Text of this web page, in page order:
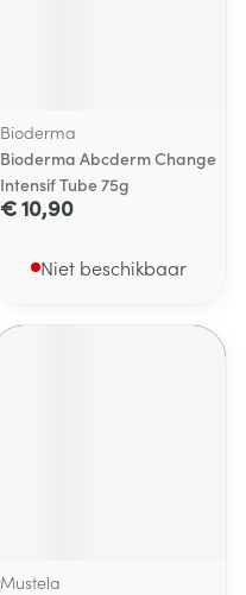
Bioderma
Bioderma Abcderm Change
Intensif Tube 75g
€ 10,90
Niet beschikbaar
Mustela